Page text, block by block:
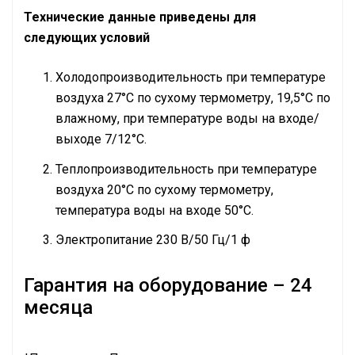
Технические данные приведены для
следующих условий
Холодопроизводительность при температуре
воздуха 27°С по сухому термометру, 19,5°С по
влажному, при температуре воды на входе/
выходе 7/12°С.
Теплопроизводительность при температуре
воздуха 20°С по сухому термометру,
температура воды на входе 50°С.
Электропитание 230 В/50 Гц/1 ф
Гарантия на оборудование – 24
месяца